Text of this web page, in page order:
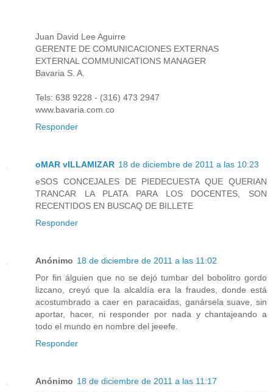
Juan David Lee Aguirre
GERENTE DE COMUNICACIONES EXTERNAS
EXTERNAL COMMUNICATIONS MANAGER
Bavaria S. A.
Tels: 638 9228 - (316) 473 2947
www.bavaria.com.co
Responder
oMAR vILLAMIZAR 18 de diciembre de 2011 a las 10:23
eSOS CONCEJALES DE PIEDECUESTA QUE QUERIAN
TRANCAR LA PLATA PARA LOS DOCENTES, SON
RECENTIDOS EN BUSCAQ DE BILLETE
Responder
Anónimo 18 de diciembre de 2011 a las 11:02
Por fin álguien que no se dejó tumbar del bobolitro gordo
lizcano, creyó que la alcaldía era la fraudes, donde está
acostumbrado a caer en paracaidas, ganársela suave, sin
aportar, hacer, ni responder por nada y chantajeando a
todo el mundo en nombre del jeeefe.
Responder
Anónimo 18 de diciembre de 2011 a las 11:17